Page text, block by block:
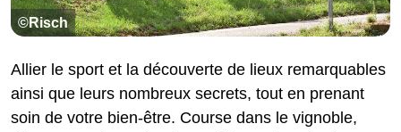
©Risch
Allier le sport et la découverte de lieux remarquables
ainsi que leurs nombreux secrets, tout en prenant
soin de votre bien-être. Course dans le vignoble,